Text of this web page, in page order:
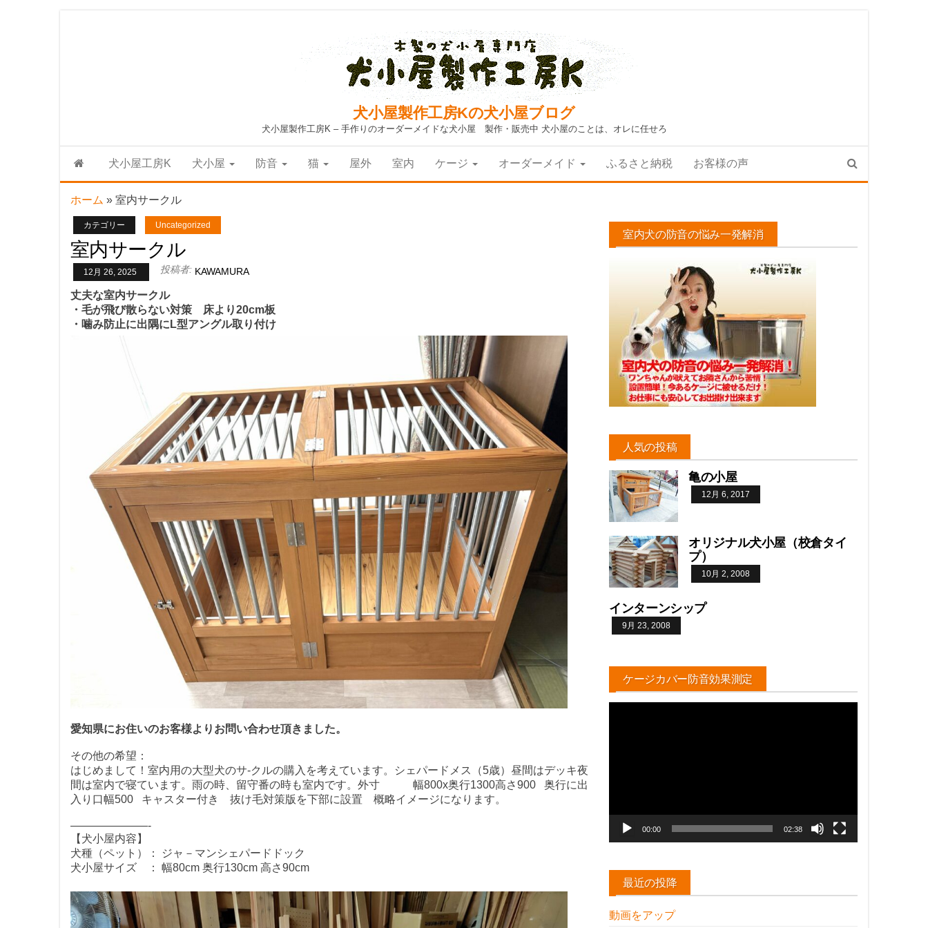
犬小屋製作工房Kの犬小屋ブログ
犬小屋製作工房K – 手作りのオーダーメイドな犬小屋 製作・販売中 犬小屋のことは、オレに任せろ
犬小屋工房K 犬小屋 防音 猫 屋外 室内 ケージ オーダーメイド ふるさと納税 お客様の声
ホーム » 室内サークル
カテゴリー Uncategorized
室内サークル
12月 26, 2025 投稿者: KAWAMURA
丈夫な室内サークル
・毛が飛び散らない対策 床より20cm板
・噛み防止に出隅にL型アングル取り付け
愛知県にお住いのお客様よりお問い合わせ頂きました。
その他の希望：
はじめまして！室内用の大型犬のサ-クルの購入を考えています。シェパードメス（5歳）昼間はデッキ夜
間は室内で寝ています。雨の時、留守番の時も室内です。外寸 幅800x奥行1300高さ900 奥行に出
入り口幅500 キャスター付き 抜け毛対策版を下部に設置 概略イメージになります。
———————-
【犬小屋内容】
犬種（ペット）： ジャ－マンシェパードドック
犬小屋サイズ ： 幅80cm 奥行130cm 高さ90cm
室内犬の防音の悩み一発解消
人気の投稿
亀の小屋
12月 6, 2017
オリジナル犬小屋（校倉タイ
プ）
10月 2, 2008
インターンシップ
9月 23, 2008
ケージカバー防音効果測定
00:00 02:38
最近の投降
動画をアップ